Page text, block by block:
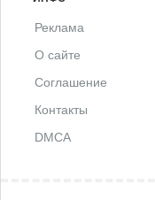
Реклама
О сайте
Соглашение
Контакты
DMCA